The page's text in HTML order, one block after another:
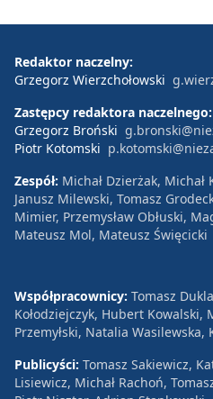
Redaktor naczelny:
Grzegorz Wierzchołowski
Zastępcy redaktora naczelnego:
Grzegorz Broński
Piotr Kotomski
Zespół: Michał Dzierżak, Michał
Janusz Milewski, Tomasz
Mimier, Przemysław Obłuski,
Mateusz Mol, Mateusz Święcicki
Współpracownicy: Tomasz
Kołodziejczyk, Hubert Kowalski,
Przemyłski, Natalia Wasilewska,
Publicyści: Tomasz Sakiewicz,
Lisiewicz, Michał Rachoń,